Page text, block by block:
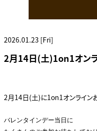
2026.01.23 [Fri]
2月14日(土)1on1オン
2月14日(土)に1on1オンライン
バレンタインデー当日に